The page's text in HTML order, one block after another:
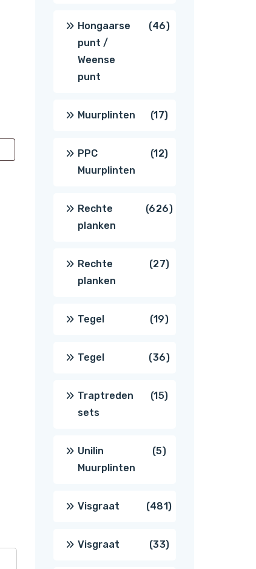
Hongaarse
punt /
Weense
punt
4646
Muurplinten 1717
producten
PPC
Muurplinten
1212
Rechte
planken
626626
Rechte
planken
2727
Tegel 1919
producten
Tegel 3636
producten
Traptreden
sets
1515
Unilin
Muurplinten
55
Visgraat 481481
Visgraat 3333